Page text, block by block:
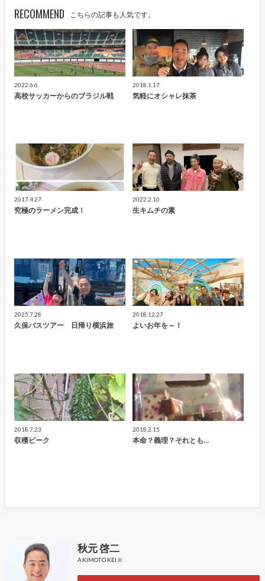
RECOMMEND こちらの記事も人気です。
2022.6.6
高校サッカーからのブラジル戦
2018.1.17
気軽にオシャレ抹茶
2017.4.27
究極のラーメン完成！
2022.2.10
生キムチの素
2025.7.28
久保バスツアー 日帰り横浜旅
2018.12.27
よいお年を～！
2018.7.23
収穫ピーク
2018.2.15
本命？義理？それとも…
秋元 啓二
AKIMOTO KEIJI